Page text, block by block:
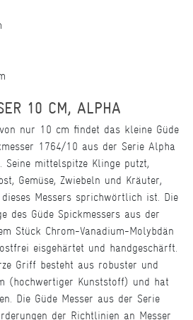
10 CM, ALPHA
nur 10 cm findet das kleine Güde
1764/10 aus der Serie Alpha
Seine mittelspitze Klinge putzt,
Gemüse, Zwiebeln und Kräuter,
Messers sprichwörtlich ist. Die
des Güde Spickmessers aus der
Stück Chrom-Vanadium-Molybdän
eisgehärtet und handgeschärft.
Griff besteht aus robuster und
(hochwertiger Kunststoff) und hat
Die Güde Messer aus der Serie
der Richtlinien an Messer